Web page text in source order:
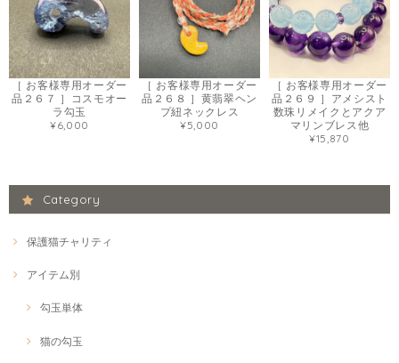
［ お客様専用オーダー
品２６７ ］コスモオー
ラ勾玉
¥6,000
［ お客様専用オーダー
品２６８ ］黄翡翠ヘン
プ紐ネックレス
¥5,000
［ お客様専用オーダー
品２６９ ］アメシスト
数珠リメイクとアクア
マリンブレス他
¥15,870
Category
保護猫チャリティ
アイテム別
勾玉単体
猫の勾玉